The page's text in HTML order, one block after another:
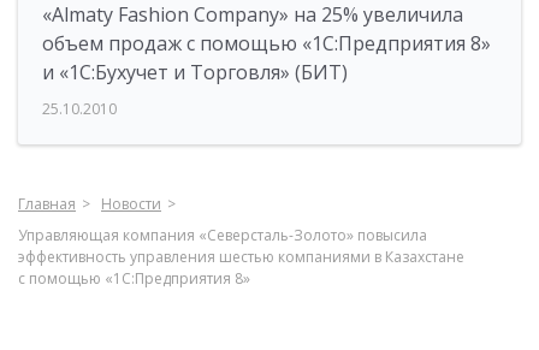
«Almaty Fashion Company» на 25% увеличила
объем продаж с помощью «1С:Предприятия 8»
и «1С:Бухучет и Торговля» (БИТ)
25.10.2010
Главная
Новости
Управляющая компания «Северсталь-Золото» повысила
эффективность управления шестью компаниями в Казахстане
с помощью «1С:Предприятия 8»